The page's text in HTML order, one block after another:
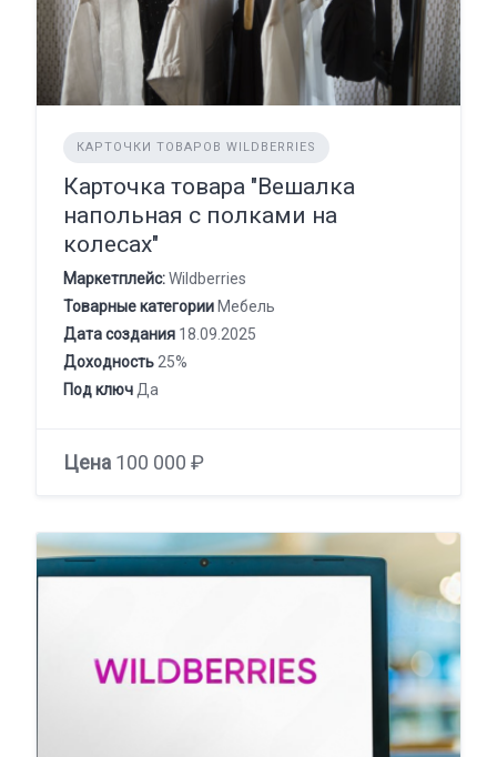
КАРТОЧКИ ТОВАРОВ WILDBERRIES
Карточка товара "Вешалка
напольная с полками на
колесах"
Маркетплейс:Wildberries
Товарные категории Мебель
Дата создания 18.09.2025
Доходность 25%
Под ключ Да
Цена 100 000 ₽